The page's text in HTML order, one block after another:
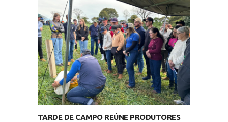
TARDE DE CAMPO REÚNE PRODUTORES